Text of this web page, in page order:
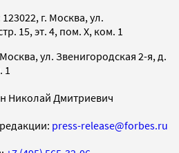
г. Москва, ул.
15, эт. 4, пом. X, ком. 1
ул. Звенигородская 2-я, д.
1
Николай Дмитриевич
press-release@forbes.ru